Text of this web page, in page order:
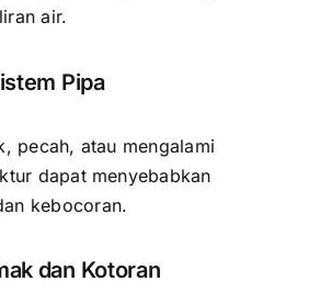
air.
Pipa
pecah, atau mengalami
dapat menyebabkan
kebocoran.
dan Kotoran